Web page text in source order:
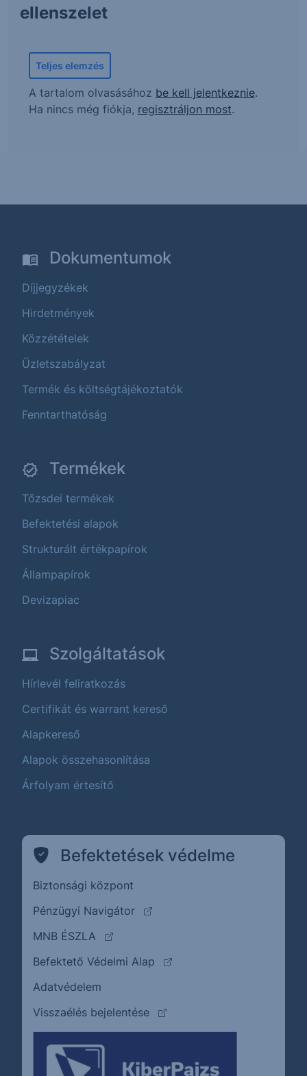
ellenszelet
Teljes elemzés
A tartalom olvasásához be kell jelentkeznie.
Ha nincs még fiókja, regisztráljon most.
Dokumentumok
Díjjegyzékek
Hirdetmények
Közzétételek
Üzletszabályzat
Termék és költségtájékoztatók
Fenntarthatóság
Termékek
Tőzsdei termékek
Befektetési alapok
Strukturált értékpapírok
Állampapírok
Devizapiac
Szolgáltatások
Hírlevél feliratkozás
Certifikát és warrant kereső
Alapkereső
Alapok összehasonlítása
Árfolyam értesítő
Befektetések védelme
Biztonsági központ
Pénzügyi Navigátor
(külső oldalra ugrik)
MNB ÉSZLA
(külső oldalra ugrik)
Befektető Védelmi Alap
(külső oldalra ugrik)
Adatvédelem
Visszaélés bejelentése
(külső oldalra ugrik)